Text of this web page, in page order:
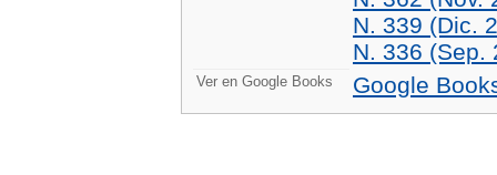
N. 339 (Dic.
N. 336 (Sep.
Ver en Google Books Google